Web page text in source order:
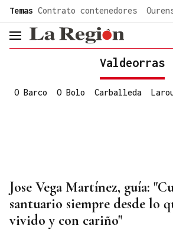
Temas Contrato contenedores
header.menu.open
Valdeorras
O Barco O Bolo Carballeda
Jose Vega Martínez, guía:
santuario siempre desde lo
vivido y con cariño"